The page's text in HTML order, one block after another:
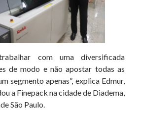
com uma diversificada
de modo e não apostar todas as
segmento apenas”, explica Edmur,
a Finepack na cidade de Diadema,
São Paulo.